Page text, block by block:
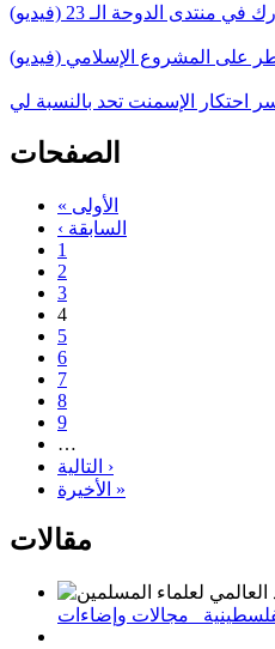
منتدى الدوحة الـ 23 (فيديو)
خطر على المشروع الإسلامي (فيديو)
احتكار الإسمنت تحد بالنسبة لي
الصفحات
« الأولى
‹ السابقة
1
2
3
4
5
6
7
8
9
…
التالية ›
الأخيرة »
مقالات
مجالات وإضاءات